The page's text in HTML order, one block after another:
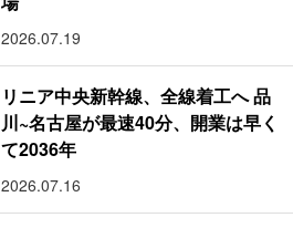
2026.07.19
リニア中央新幹線、全線着工へ 品
川~名古屋が最速40分、開業は早く
て2036年
2026.07.16